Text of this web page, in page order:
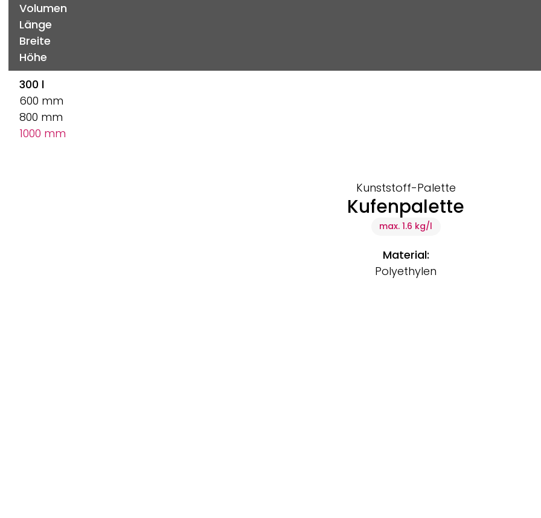
Volumen
Länge
Breite
Höhe
300 l
600 mm
800 mm
1000 mm
Kunststoff-Palette
Kufenpalette
max. 1.6 kg/l
Material:
Polyethylen